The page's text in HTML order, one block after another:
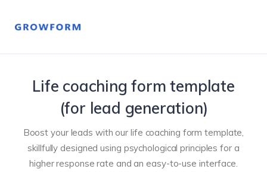
Life coaching form template
(for lead generation)
Boost your leads with our life coaching form template,
skillfully designed using psychological principles for a
higher response rate and an easy-to-use interface.